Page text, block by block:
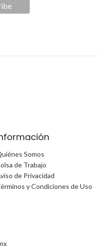
Somos
de Trabajo
de Privacidad
y Condiciones de Uso